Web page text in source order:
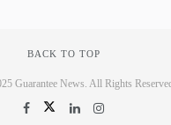
BACK TO TOP
Guarantee News. All Rights